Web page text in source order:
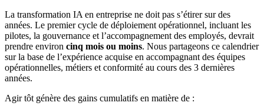
La transformation IA en entreprise ne doit pas s’étirer sur des
années. Le premier cycle de déploiement opérationnel, incluant les
pilotes, la gouvernance et l’accompagnement des employés, devrait
prendre environ cinq mois ou moins. Nous partageons ce calendrier
sur la base de l’expérience acquise en accompagnant des équipes
opérationnelles, métiers et conformité au cours des 3 dernières
années.
Agir tôt génère des gains cumulatifs en matière de :